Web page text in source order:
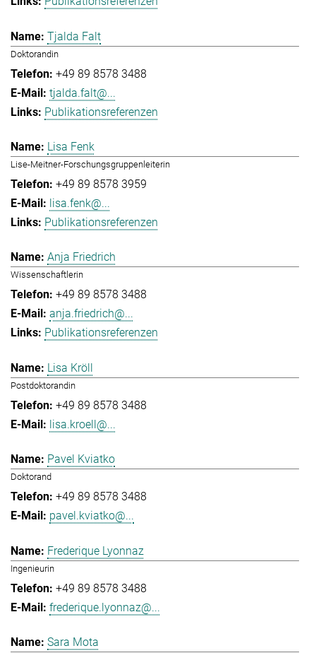
Tjalda Falt
Doktorandin
+49 89 8578 3488
tjalda.falt@...
Publikationsreferenzen
Lisa Fenk
Lise-Meitner-Forschungsgruppenleiterin
+49 89 8578 3959
lisa.fenk@...
Publikationsreferenzen
Anja Friedrich
Wissenschaftlerin
+49 89 8578 3488
anja.friedrich@...
Publikationsreferenzen
Lisa Kröll
Postdoktorandin
+49 89 8578 3488
lisa.kroell@...
Pavel Kviatko
Doktorand
+49 89 8578 3488
pavel.kviatko@...
Frederique Lyonnaz
Ingenieurin
+49 89 8578 3488
frederique.lyonnaz@...
Sara Mota